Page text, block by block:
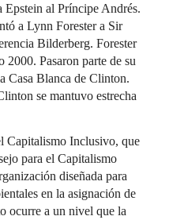
Epstein al Príncipe Andrés.
a Lynn Forester a Sir
Bilderberg. Forester
2000. Pasaron parte de su
Casa Blanca de Clinton.
se mantuvo estrecha
Capitalismo Inclusivo, que
para el Capitalismo
diseñada para
en la asignación de
ocurre a un nivel que la